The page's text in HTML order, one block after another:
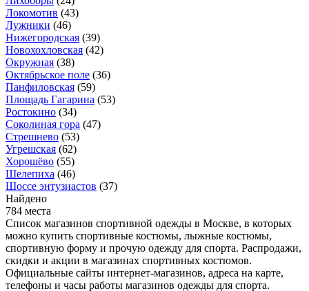
Локомотив (43)
Лужники (46)
Нижегородская (39)
Новохохловская (42)
Окружная (38)
Октябрьское поле (36)
Панфиловская (59)
Площадь Гагарина (53)
Ростокино (34)
Соколиная гора (47)
Стрешнево (53)
Угрешская (62)
Хорошёво (55)
Шелепиха (46)
Шоссе энтузиастов (37)
Найдено
784 места
Список магазинов спортивной одежды в Москве, в которых
можно купить спортивные костюмы, лыжные костюмы,
спортивную форму и прочую одежду для спорта. Распродажи,
скидки и акции в магазинах спортивных костюмов.
Официальные сайты интернет-магазинов, адреса на карте,
телефоны и часы работы магазинов одежды для спорта.